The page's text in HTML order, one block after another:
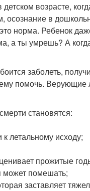
возрасте,
в
норма. Ребенок
а ты умрешь? А
заболеть,
помочь.
становятся:
летальному исходу;
прожитые
может помешать;
заставляет